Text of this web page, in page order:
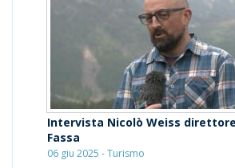
Intervista Nicolò Weiss
Fassa
06 giu 2025 - Turismo